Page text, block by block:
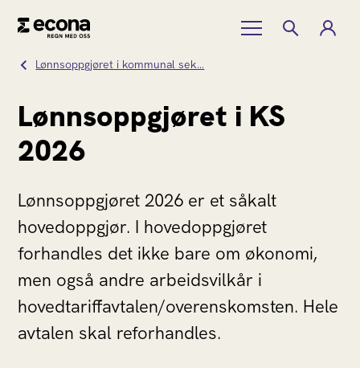
Lønnsoppgjøret i kommunal sek…
Lønnsoppgjøret i KS
2026
Lønnsoppgjøret 2026 er et såkalt
hovedoppgjør. I hovedoppgjøret
forhandles det ikke bare om økonomi,
men også andre arbeidsvilkår i
hovedtariffavtalen/overenskomsten. Hele
avtalen skal reforhandles.